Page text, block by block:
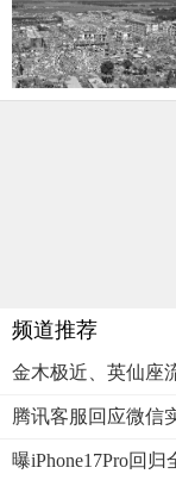
频道推荐
金木极近、英仙座
腾讯客服回应微信
曝iPhone17Pro回